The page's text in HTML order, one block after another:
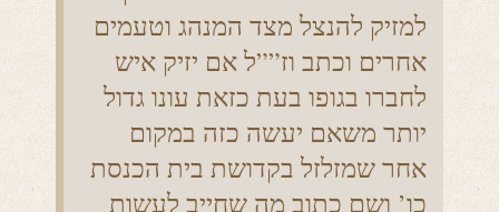
למזיק להנצל מצד המנהג וטעמים
אחרים וכתב וז””ל אם יזיק איש
לחברו בגופו בעת כזאת עונו גדול
יותר משאם יעשה כזה במקום
אחר שמזלזל בקדושת בית הכנסת
כו’ ושם כתוב מה שחייב לעשות